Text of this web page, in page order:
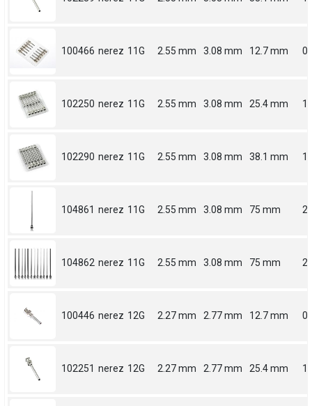
100466 nerez 11G 2.55 mm 3.08 mm 12.7 mm
102250 nerez 11G 2.55 mm 3.08 mm 25.4 mm 1
102290 nerez 11G 2.55 mm 3.08 mm 38.1 mm
104861 nerez 11G 2.55 mm 3.08 mm 75 mm
104862 nerez 11G 2.55 mm 3.08 mm 75 mm
100446 nerez 12G 2.27 mm 2.77 mm 12.7 mm
102251 nerez 12G 2.27 mm 2.77 mm 25.4 mm 1